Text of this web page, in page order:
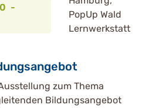
-
PopUp Wald
Lernwerkstatt
zum Thema
Bildungsangebot